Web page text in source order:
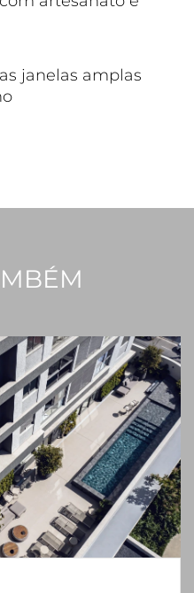
janelas amplas